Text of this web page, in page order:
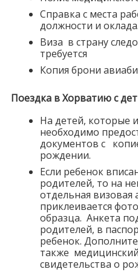
Справка с места
должности и оклада.
Виза в страну
требуется
Копия брони
Поездка в Хорватию с
На детей, которые
необходимо
документов с
рождении.
Если ребенок
родителей, то на
отдельная визовая
приклеивается
образца. Анкета
родителей, в
ребенок.
также
свидетельства о